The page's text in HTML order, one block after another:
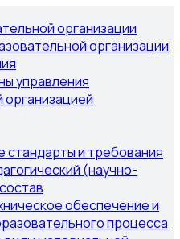
организации
организации
управления
стандарты и требования
(научно-
обеспечение и
процесса